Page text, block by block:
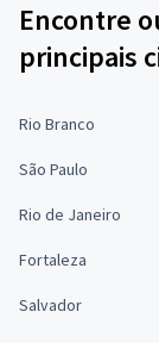
Encontre
principais
Rio Branco
São Paulo
Rio de Janeiro
Fortaleza
Salvador